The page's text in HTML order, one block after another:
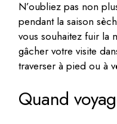
N’oubliez pas non
pendant la saison
vous souhaitez fuir la
gâcher votre visite
traverser à pied ou à
Quand